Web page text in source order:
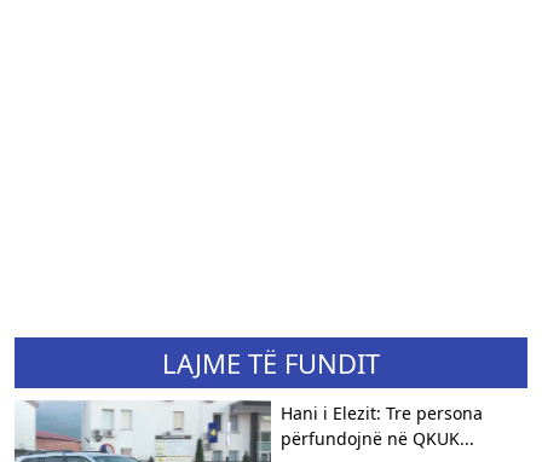
LAJME TË FUNDIT
Hani i Elezit: Tre persona
përfundojnë në QKUK...